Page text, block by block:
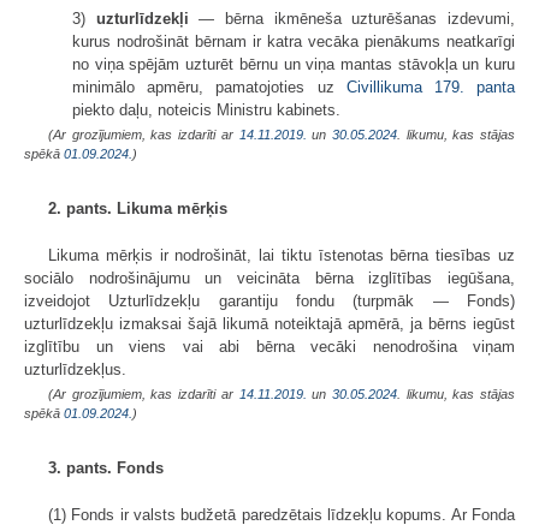
3) uzturlīdzekļi — bērna ikmēneša uzturēšanas izdevumi,
kurus nodrošināt bērnam ir katra vecāka pienākums neatkarīgi
no viņa spējām uzturēt bērnu un viņa mantas stāvokļa un kuru
minimālo apmēru, pamatojoties uz Civillikuma
179. panta
piekto daļu, noteicis Ministru kabinets.
(Ar grozījumiem, kas izdarīti ar 14.11.2019. un 30.05.2024. likumu, kas stājas
spēkā 01.09.2024. )
2. pants. Likuma mērķis
Likuma mērķis ir nodrošināt, lai tiktu īstenotas bērna tiesības uz
sociālo nodrošinājumu un veicināta bērna izglītības iegūšana,
izveidojot Uzturlīdzekļu garantiju fondu (turpmāk — Fonds)
uzturlīdzekļu izmaksai šajā likumā noteiktajā apmērā, ja bērns iegūst
izglītību un viens vai abi bērna vecāki nenodrošina viņam
uzturlīdzekļus.
(Ar grozījumiem, kas izdarīti ar 14.11.2019. un 30.05.2024. likumu, kas stājas
spēkā 01.09.2024. )
3. pants. Fonds
(1) Fonds ir valsts budžetā paredzētais līdzekļu kopums. Ar Fonda